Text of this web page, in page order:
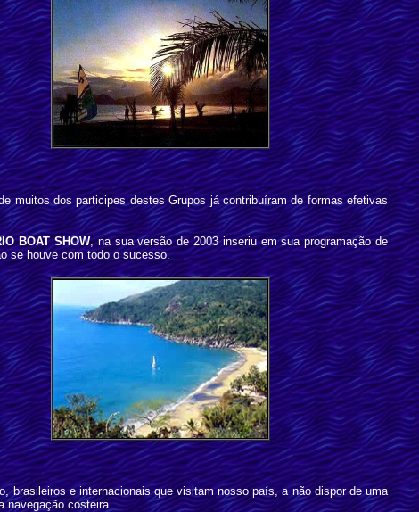
muitos dos participes destes Grupos já contribuíram de formas efetivas
BOAT SHOW, na sua versão de 2003 inseriu em sua programação de
se houve com todo o sucesso.
brasileiros e internacionais que visitam nosso país, a não dispor de uma
navegação costeira.